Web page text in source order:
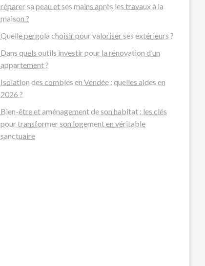
réparer sa peau et ses mains après les travaux à la
maison ?
Quelle pergola choisir pour valoriser ses extérieurs ?
Dans quels outils investir pour la rénovation d’un
appartement ?
Isolation des combles en Vendée : quelles aides en
2026 ?
Bien-être et aménagement de son habitat : les clés
pour transformer son logement en véritable
sanctuaire